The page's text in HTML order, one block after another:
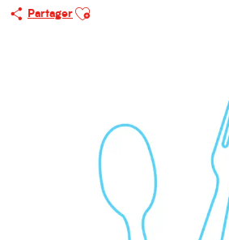
Partager
Ajouter aux favoris